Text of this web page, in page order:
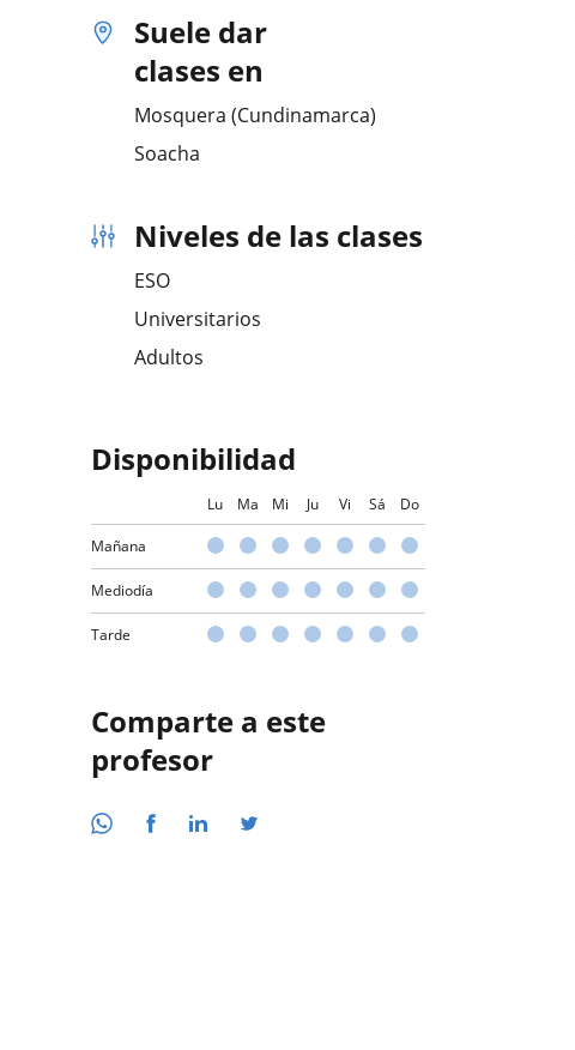
Suele dar
clases en
Mosquera (Cundinamarca)
Soacha
Niveles de las clases
ESO
Universitarios
Adultos
Disponibilidad
Lu Ma Mi Ju Vi Sá Do
Mañana
Mediodía
Tarde
Comparte a este
profesor